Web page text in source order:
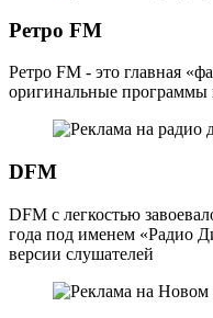
Ретро FM
Ретро FM - это главная
оригинальные программы
DFM
DFM с легкостью
года под именем «Радио
версии слушателей